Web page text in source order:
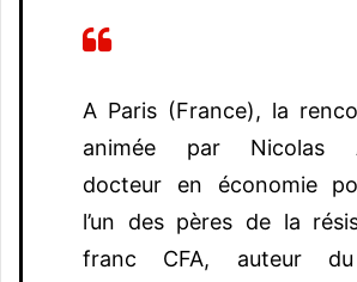
A Paris (France), la
animée par Nicolas
docteur en économie
l’un des pères de la
franc CFA, auteur